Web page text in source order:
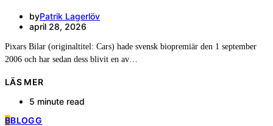
byPatrik Lagerlöv
april 28, 2026
Pixars Bilar (originaltitel: Cars) hade svensk biopremiär den 1 september
2006 och har sedan dess blivit en av…
LÄS MER
5 minute read
BBLOGG